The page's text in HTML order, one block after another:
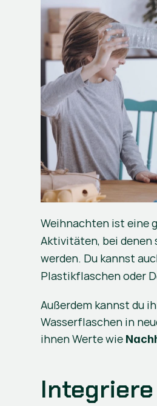
Weihnachten ist eine
Aktivitäten, bei denen
werden. Du kannst
Plastikflaschen oder
Außerdem kannst du
Wasserflaschen in
ihnen Werte wie